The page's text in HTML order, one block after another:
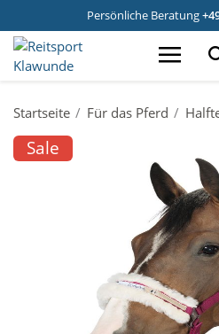
Persönliche Beratung
Startseite Für das Pferd
Sale